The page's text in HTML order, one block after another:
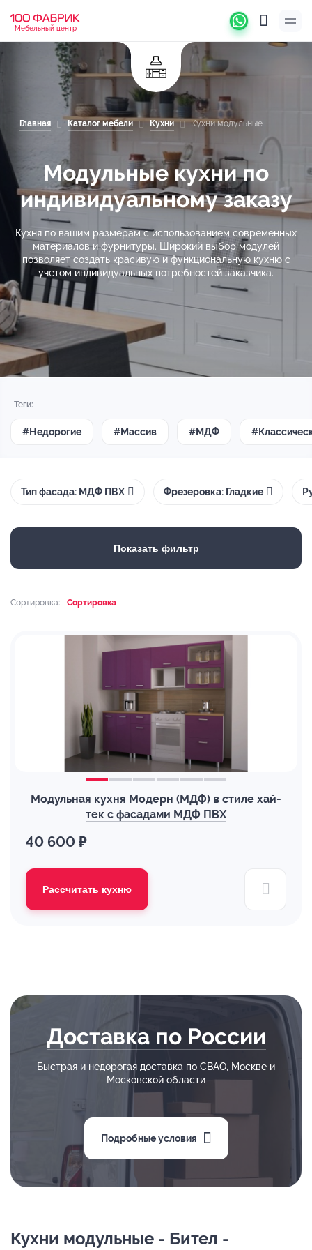
Мебельный центр
Главная Каталог мебели Кухни Кухни модульные
Модульные кухни по
индивидуальному заказу
Кухня по вашим размерам с использованием современных
материалов и фурнитуры. Широкий выбор модулей
позволяет создать красивую и функциональную кухню с
учетом индивидуальных потребностей заказчика.
Теги:
#Недорогие #Массив #МДФ
Тип фасада: МДФ ПВХ Фрезеровка: Гладкие
Показать фильтр
Сортировка: Сортировка
Модульная кухня Модерн (МДФ) в стиле хай-
тек с фасадами МДФ ПВХ
40 600 ₽
Рассчитать кухню
Доставка по России
Быстрая и недорогая доставка по СВАО, Москве и
Московской области
Подробные условия
Кухни модульные - Бител -